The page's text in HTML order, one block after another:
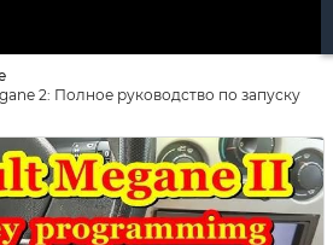
2: Полное руководство по запуску